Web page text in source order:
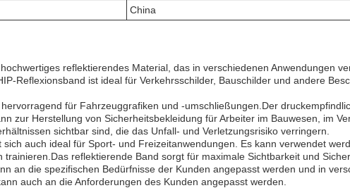
China
reflektierendes Material, das in verschiedenen Anwendungen
Reflexionsband ist ideal für Verkehrsschilder, Bauschilder und andere
für Fahrzeuggrafiken und -umschließungen.Der
zur Herstellung von Sicherheitsbekleidung für Arbeiter im Bauwesen, im
sichtbar sind, die das Unfall- und Verletzungsrisiko verringern.
sich auch ideal für Sport- und Freizeitanwendungen. Es kann verwendet
reflektierende Band sorgt für maximale Sichtbarkeit und
an die spezifischen Bedürfnisse der Kunden angepasst werden und in
auch an die Anforderungen des Kunden angepasst werden.